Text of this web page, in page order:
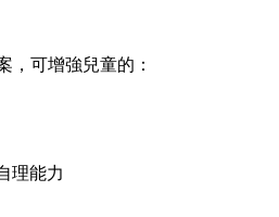
，可增強兒童的：
理能力